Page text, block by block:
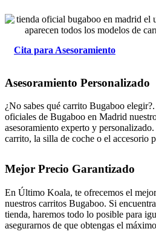
Cita para Asesoramiento
Asesoramiento Personalizado
¿No sabes qué carrito Bugaboo
oficiales de Bugaboo en Madrid
asesoramiento experto y
carrito, la silla de coche o el accesorio
Mejor Precio Garantizado
En Último Koala, te ofrecemos el
nuestros carritos Bugaboo. Si
tienda, haremos todo lo posible para
asegurarnos de que obtengas el